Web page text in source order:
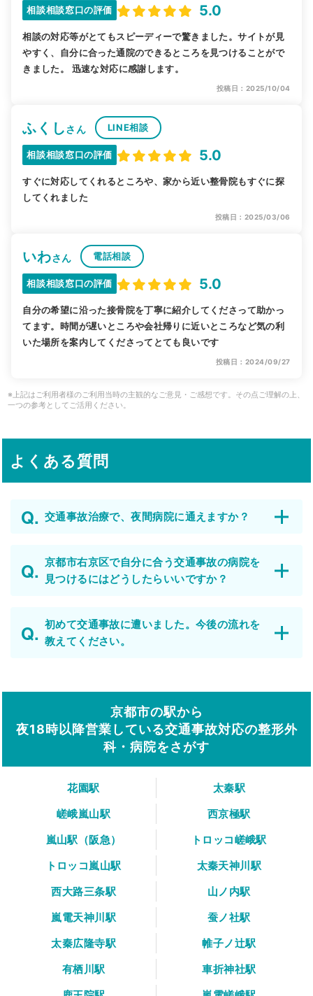
相談相談窓口の評価 5.0
相談の対応等がとてもスピーディーで驚きました。サイトが見
やすく、自分に合った通院のできるところを見つけることがで
きました。 迅速な対応に感謝します。
投稿日：2025/10/04
ふくしさん LINE相談
相談相談窓口の評価 5.0
すぐに対応してくれるところや、家から近い整骨院もすぐに探
してくれました
投稿日：2025/03/06
いわさん 電話相談
相談相談窓口の評価 5.0
自分の希望に沿った接骨院を丁寧に紹介してくださって助かっ
てます。時間が遅いところや会社帰りに近いところなど気の利
いた場所を案内してくださってとても良いです
投稿日：2024/09/27
※上記はご利用者様のご利用当時の主観的なご意見・ご感想です。その点ご理解の上、
一つの参考としてご活用ください。
よくある質問
交通事故治療で、夜間病院に通えますか？
京都市右京区で自分に合う交通事故の病院を
見つけるにはどうしたらいいですか？
初めて交通事故に遭いました。今後の流れを
教えてください。
京都市の駅から
夜18時以降営業している交通事故対応の整形外
科・病院をさがす
花園駅
太秦駅
嵯峨嵐山駅
西京極駅
嵐山駅（阪急）
トロッコ嵯峨駅
トロッコ嵐山駅
太秦天神川駅
西大路三条駅
山ノ内駅
嵐電天神川駅
蚕ノ社駅
太秦広隆寺駅
帷子ノ辻駅
有栖川駅
車折神社駅